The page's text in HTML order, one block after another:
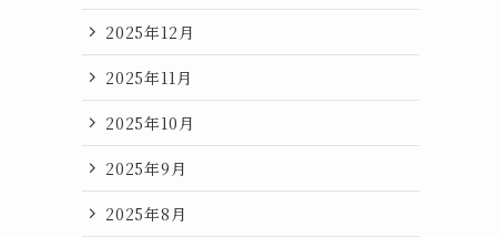
2025年12月
2025年11月
2025年10月
2025年9月
2025年8月